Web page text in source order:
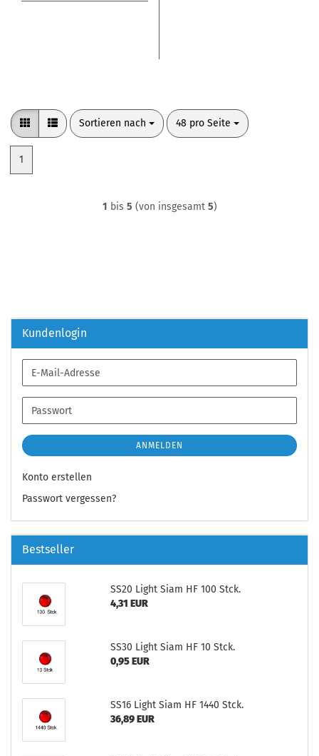
Sortieren nach
Sortieren nach 48 pro Seite
pro Seite
1
1 bis 5 (von insgesamt 5)
Kundenlogin
E-
Mail-
Adresse
Passwort
ANMELDEN
Konto erstellen
Passwort vergessen?
Bestseller
SS20 Light Siam HF 100 Stck.
4,31 EUR
SS30 Light Siam HF 10 Stck.
0,95 EUR
SS16 Light Siam HF 1440 Stck.
36,89 EUR